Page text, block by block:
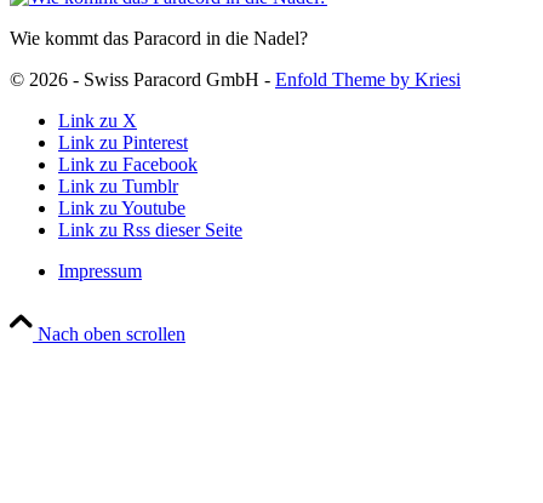
Wie kommt das Paracord in die Nadel?
© 2026 - Swiss Paracord GmbH - Enfold Theme by Kriesi
Link zu X
Link zu Pinterest
Link zu Facebook
Link zu Tumblr
Link zu Youtube
Link zu Rss dieser Seite
Impressum
Nach oben scrollen